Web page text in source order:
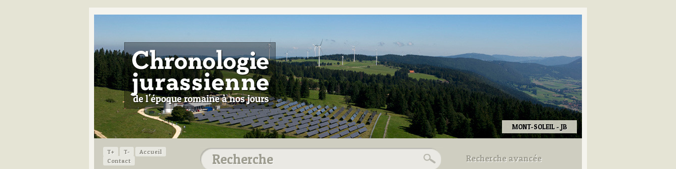
MONT-SOLEIL - JB
T+ T-
Accueil
Contact
Recherche avancée